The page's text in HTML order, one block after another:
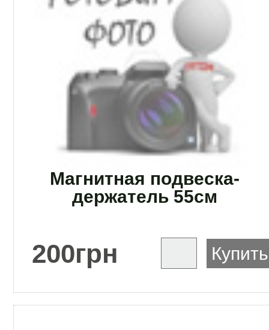
Магнитная подвеска-
держатель 55см
200грн Купить